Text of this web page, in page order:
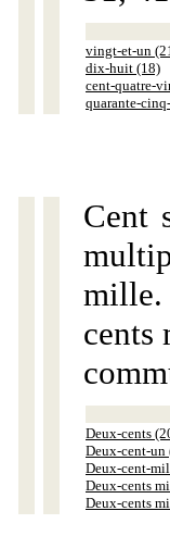
vingt-et-un
dix-huit (18)
cent-quatre-
quarante-
Cent
mille.
cents
Deux-cents
Deux-cent-un
Deux-cent-
Deux-cents
Deux-cents